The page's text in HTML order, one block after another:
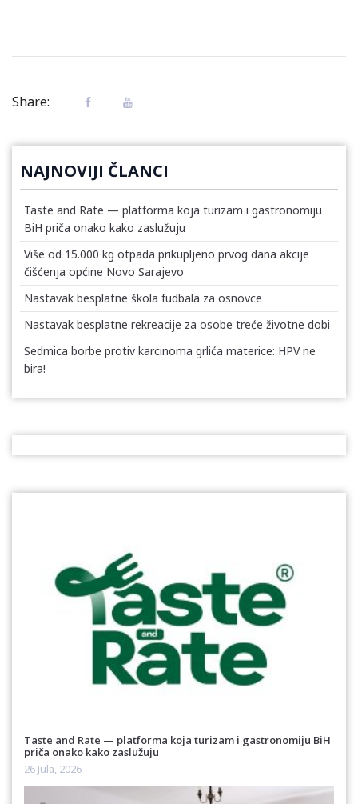
Share:
NAJNOVIJI ČLANCI
Taste and Rate — platforma koja turizam i gastronomiju
BiH priča onako kako zaslužuju
Više od 15.000 kg otpada prikupljeno prvog dana akcije
čišćenja općine Novo Sarajevo
Nastavak besplatne škola fudbala za osnovce
Nastavak besplatne rekreacije za osobe treće životne dobi
Sedmica borbe protiv karcinoma grlića materice: HPV ne
bira!
Taste and Rate — platforma koja turizam i gastronomiju BiH
priča onako kako zaslužuju
26 Jula, 2026